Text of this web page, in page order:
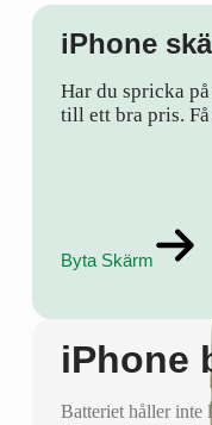
iPhone
Har du spricka
till ett bra pris.
Byta Skärm
iPhone
Batteriet håller inte